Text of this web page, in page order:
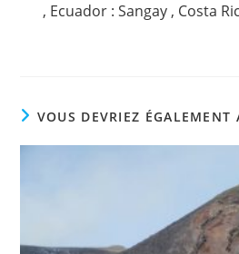
, Ecuador : Sangay , Costa
VOUS DEVRIEZ ÉGALEMENT